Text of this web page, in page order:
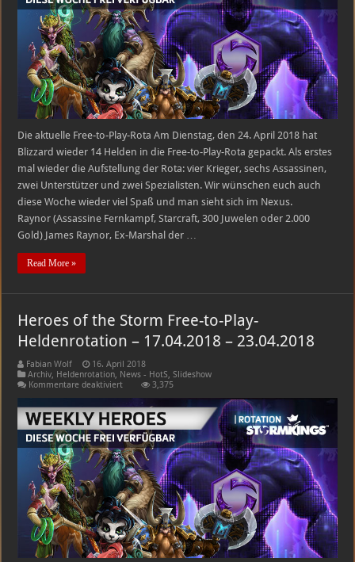
to-
Play-
Heldenrotation
–
24.04.2018
–
30.04.2018
Die aktuelle Free-to-Play-Rota Am Dienstag, den 24. April 2018 hat
Blizzard wieder 14 Helden in die Free-to-Play-Rota gepackt. Als erstes
mal wieder die Aufstellung der Rota: vier Krieger, sechs Assassinen,
zwei Unterstützer und zwei Spezialisten. Wir wünschen euch auch
diese Woche wieder viel Spaß und man sieht sich im Nexus.
Raynor (Assassine Fernkampf, Starcraft, 300 Juwelen oder 2.000
Gold) James Raynor, Ex-Marshal der …
Read More »
Heroes of the Storm Free-to-Play-
Heldenrotation – 17.04.2018 – 23.04.2018
Fabian Wolf
16. April 2018
Archiv, Heldenrotation, News - HotS,Slideshow
Kommentare deaktiviertfür
of
the
Storm
Free-
to-
Play-
Heldenrotation
–
17.04.2018
–
23.04.2018
3,375